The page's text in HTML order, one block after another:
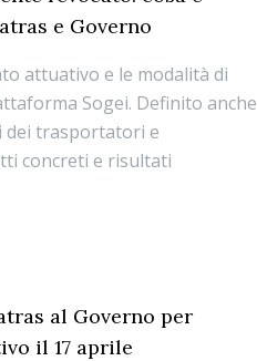
e Governo
attuativo e le modalità di
Sogei. Definito anche
dei trasportatori e
concreti e risultati
al Governo per
il 17 aprile